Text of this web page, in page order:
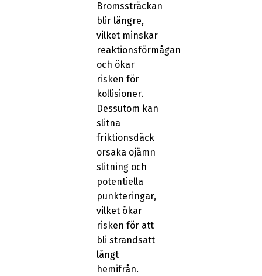
Bromssträckan
blir längre,
vilket minskar
reaktionsförmågan
och ökar
risken för
kollisioner.
Dessutom kan
slitna
friktionsdäck
orsaka ojämn
slitning och
potentiella
punkteringar,
vilket ökar
risken för att
bli strandsatt
långt
hemifrån.